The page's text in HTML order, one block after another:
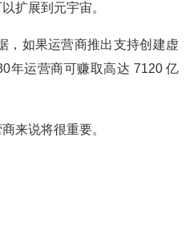
扩展到元宇宙。
，如果运营商推出支持创建虚
年运营商可赚取高达 7120 亿
来说将很重要。